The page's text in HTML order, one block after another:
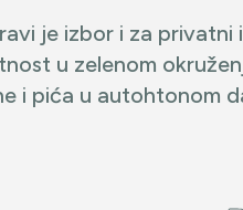
je izbor i za
u zelenom
i pića u autohtonom